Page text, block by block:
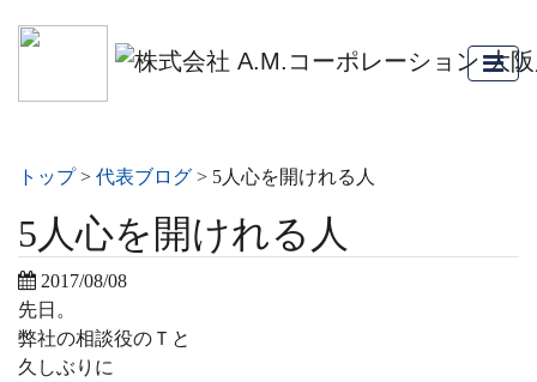
トップ> 代表ブログ > 5人心を開けれる人
5人心を開けれる人
2017/08/08
先日。
弊社の相談役のＴと
久しぶりに